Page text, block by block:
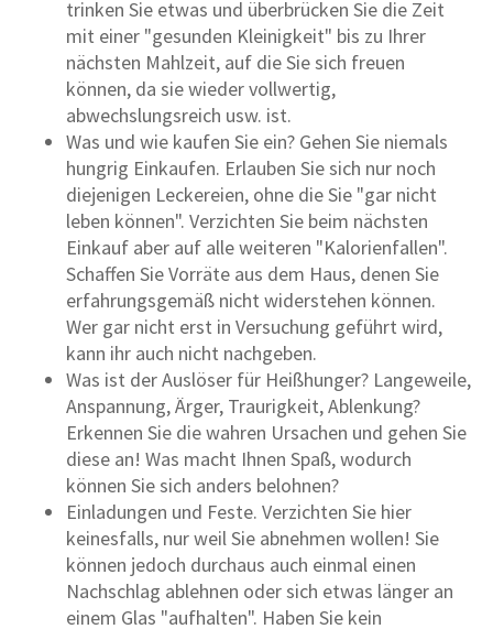
trinken Sie etwas und überbrücken Sie die Zeit
mit einer "gesunden Kleinigkeit" bis zu Ihrer
nächsten Mahlzeit, auf die Sie sich freuen
können, da sie wieder vollwertig,
abwechslungsreich usw. ist.
Was und wie kaufen Sie ein? Gehen Sie niemals
hungrig Einkaufen. Erlauben Sie sich nur noch
diejenigen Leckereien, ohne die Sie "gar nicht
leben können". Verzichten Sie beim nächsten
Einkauf aber auf alle weiteren "Kalorienfallen".
Schaffen Sie Vorräte aus dem Haus, denen Sie
erfahrungsgemäß nicht widerstehen können.
Wer gar nicht erst in Versuchung geführt wird,
kann ihr auch nicht nachgeben.
Was ist der Auslöser für Heißhunger? Langeweile,
Anspannung, Ärger, Traurigkeit, Ablenkung?
Erkennen Sie die wahren Ursachen und gehen Sie
diese an! Was macht Ihnen Spaß, wodurch
können Sie sich anders belohnen?
Einladungen und Feste. Verzichten Sie hier
keinesfalls, nur weil Sie abnehmen wollen! Sie
können jedoch durchaus auch einmal einen
Nachschlag ablehnen oder sich etwas länger an
einem Glas "aufhalten". Haben Sie kein